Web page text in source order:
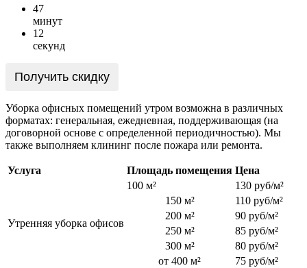
47
минут
1 2
секунд
Получить скидку
Уборка офисных помещений утром возможна в различных
форматах: генеральная, ежедневная, поддерживающая (на
договорной основе с определенной периодичностью). Мы
также выполняем клининг после пожара или ремонта.
Услуга Площадь помещения Цена
Утренняя уборка офисов
100 м²
130 руб/м²
150 м²
110 руб/м²
200 м²
90 руб/м²
250 м²
85 руб/м²
300 м²
80 руб/м²
от 400 м²
75 руб/м²